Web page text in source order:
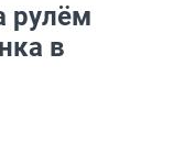
рулём
в